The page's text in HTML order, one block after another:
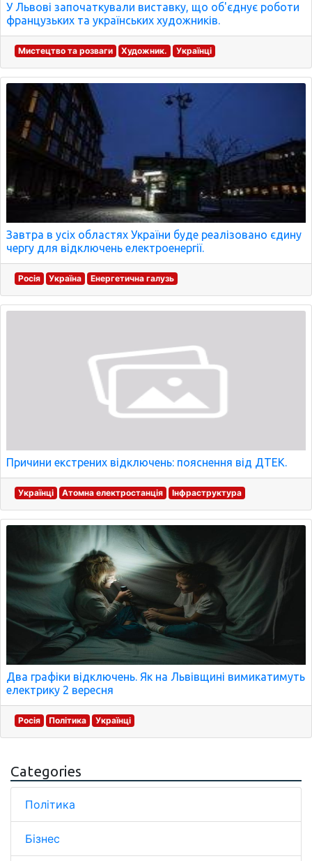
У Львові започаткували виставку, що об'єднує роботи
французьких та українських художників.
Мистецтво та розваги Художник. Українці
Завтра в усіх областях України буде реалізовано єдину
чергу для відключень електроенергії.
Росія Україна Енергетична галузь
Причини екстрених відключень: пояснення від ДТЕК.
Українці Атомна електростанція Інфраструктура
Два графіки відключень. Як на Львівщині вимикатимуть
електрику 2 вересня
Росія Політика Українці
Categories
Політика
Бізнес